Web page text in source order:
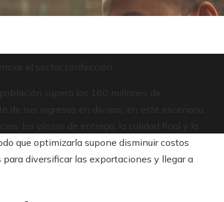
el sector confección
supera los 160 millones de
de sus ingresos en divisas; en este escenario,
los plazos de entrega, la calidad final y la
que optimizarla supone disminuir costos
diversificar las exportaciones y llegar a